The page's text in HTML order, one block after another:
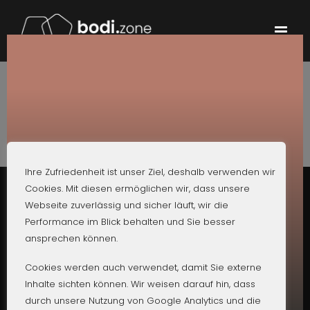
content
© bodi.zone Gmbh
Impressum
BODI.ZONE
Ihre Zufriedenheit ist unser Ziel, deshalb verwenden wir
Cookies. Mit diesen ermöglichen wir, dass unsere
Webseite zuverlässig und sicher läuft, wir die
Performance im Blick behalten und Sie besser
ansprechen können.
Cookies werden auch verwendet, damit Sie externe
Inhalte sichten können. Wir weisen darauf hin, dass
durch unsere Nutzung von Google Analytics und die